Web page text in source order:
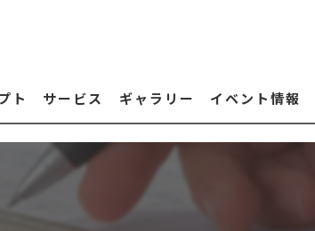
ト サービス ギャラリー イベント情報